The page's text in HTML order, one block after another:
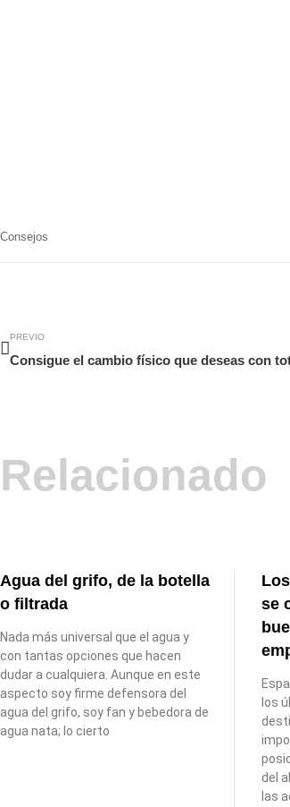
Consejos
PREVIO
Consigue el cambio físico que deseas con
Relacionado
Agua del grifo, de la botella
o filtrada
Nada más universal que el agua y
con tantas opciones que hacen
dudar a cualquiera. Aunque en este
aspecto soy firme defensora del
agua del grifo, soy fan y bebedora de
agua nata; lo cierto
se
los
del
las